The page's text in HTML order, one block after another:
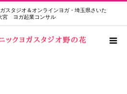
スタジオ＆オンラインヨガ・埼玉県さいた
宮 ヨガ起業コンサル